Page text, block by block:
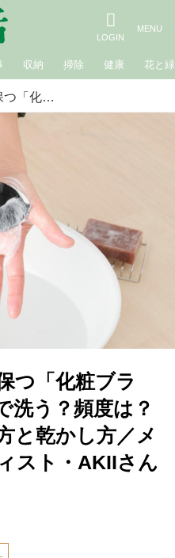
収納 掃除 健康 花と緑
ふわふわな毛先を保つ「化粧ブラシ」の洗い方。何で洗う？頻度は？プロが教える洗い方と乾かし方／メイクアップアーティスト・AKIIさん
つ「化粧ブラ
洗う？頻度は？
と乾かし方／メ
スト・AKIIさん